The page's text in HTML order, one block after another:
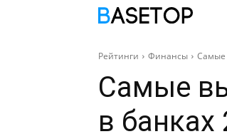
Рейтинги Финансы Самые
Самые
в банках